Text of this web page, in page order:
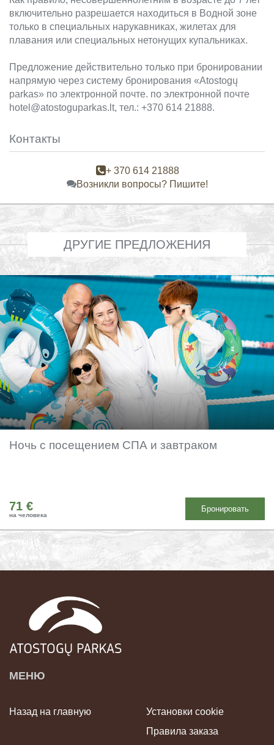
включительно разрешается находиться в Водной зоне
только в специальных нарукавниках, жилетах для
плавания или специальных нетонущих купальниках.
Предложение действительно только при бронировании
напрямую через систему бронирования «Atostogų
parkas» по электронной почте. по электронной почте
hotel@atostoguparkas.lt, тел.: +370 614 21888.
Контакты
+ 370 614 21888
Возникли вопросы? Пишите!
ДРУГИЕ ПРЕДЛОЖЕНИЯ
Ночь с посещением СПА и завтраком
71 €
на человека
Бронировать
МЕНЮ
Назад на главную
Установки cookie
Правила заказа